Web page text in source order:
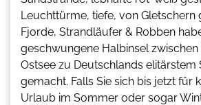
Leuchttürme, tiefe, von Gletschern
Fjorde, Strandläufer & Robben
geschwungene Halbinsel
Ostsee zu Deutschlands
gemacht. Falls Sie sich bis jetzt für
Urlaub im Sommer oder sogar